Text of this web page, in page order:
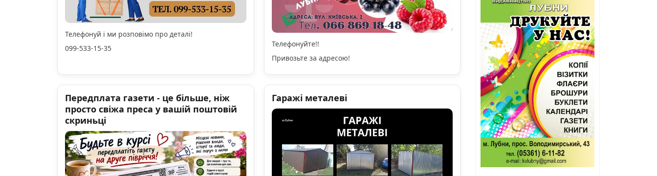
Телефонуй і ми розповімо про деталі!
099-533-15-35
Телефонуйте!!
Привозьте за адресою!
Передплата газети - це більше, ніж
просто свіжа преса у вашій поштовій
скриньці
Гаражі металеві